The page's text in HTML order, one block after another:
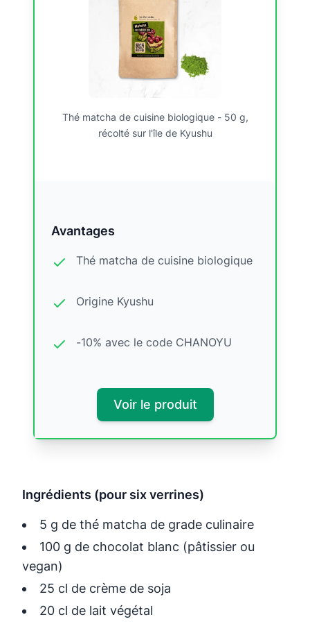
Thé matcha de cuisine biologique - 50 g,
récolté sur l'île de Kyushu
Avantages
Thé matcha de cuisine biologique
Origine Kyushu
-10% avec le code CHANOYU
Voir le produit
Ingrédients (pour six verrines)
5 g de thé matcha de grade culinaire
100 g de chocolat blanc (pâtissier ou
vegan)
25 cl de crème de soja
20 cl de lait végétal